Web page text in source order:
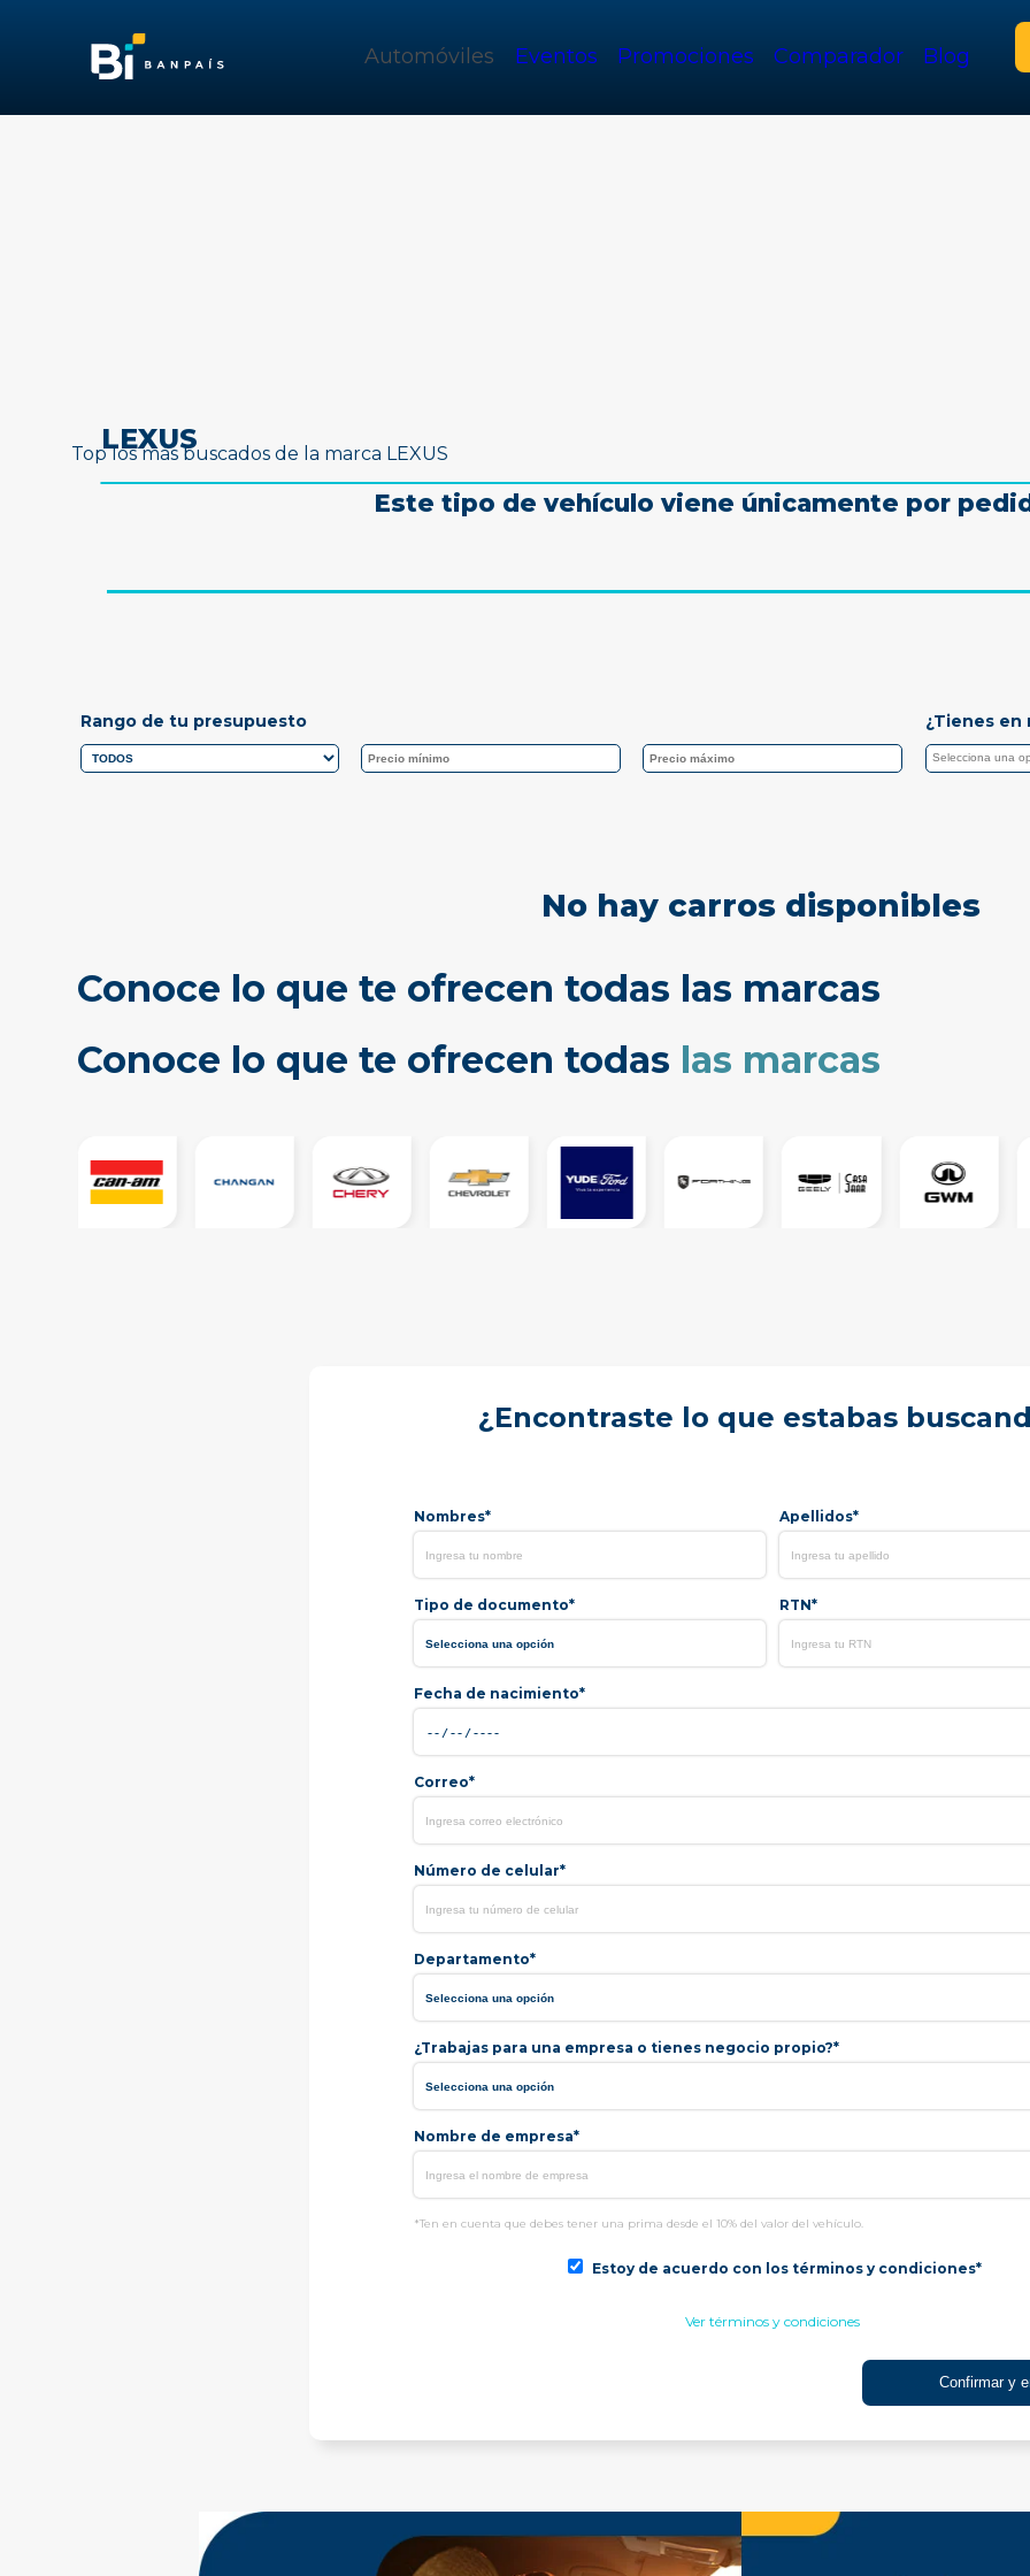
Automóviles Eventos Promociones Comparador Blog
LEXUS
Top los más buscados de la marca LEXUS
Este tipo de vehículo viene únicamente por
Rango de tu presupuesto ¿Tienes en
No hay carros disponibles
Conoce lo que te ofrecen todas las marcas
Conoce lo que te ofrecen todas las marcas
¿Encontraste lo que estabas
Nombres* Apellidos*
Tipo de documento* RTN*
Fecha de nacimiento*
Correo*
Número de celular*
Departamento*
¿Trabajas para una empresa o tienes negocio propio?*
Nombre de empresa*
*Ten en cuenta que debes tener una prima desde el 10% del valor del vehículo.
Estoy de acuerdo con los términos y condiciones*
Ver términos y condiciones